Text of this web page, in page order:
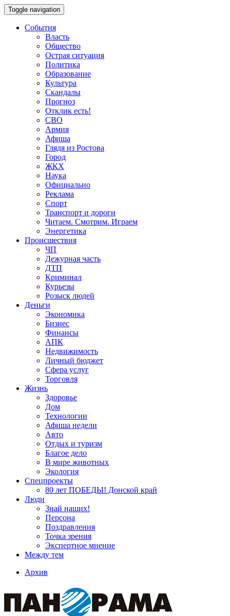
Toggle navigation
События
Власть
Общество
Острая ситуация
Политика
Образование
Культура
Скандалы
Прогноз
Отклик есть!
СВО
Армия
Афиша
Глядя из Ростова
Город
ЖКХ
Наука
Официально
Реклама
Спорт
Транспорт и дороги
Читаем. Смотрим. Играем
Энергетика
Происшествия
ЧП
Дежурная часть
ДТП
Криминал
Курьезы
Розыск людей
Деньги
Экономика
Бизнес
Финансы
АПК
Недвижимость
Личный бюджет
Сфера услуг
Торговля
Жизнь
Здоровье
Дом
Технологии
Афиша недели
Авто
Отдых и туризм
Благое дело
В мире животных
Экология
Спецпроекты
80 лет ПОБЕДЫ! Донской край
Люди
Знай наших!
Персона
Поздравления
Точка зрения
Экспертное мнение
Между тем
Архив